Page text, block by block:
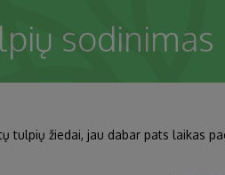
sodinimas
tulpių žiedai, jau dabar pats laikas